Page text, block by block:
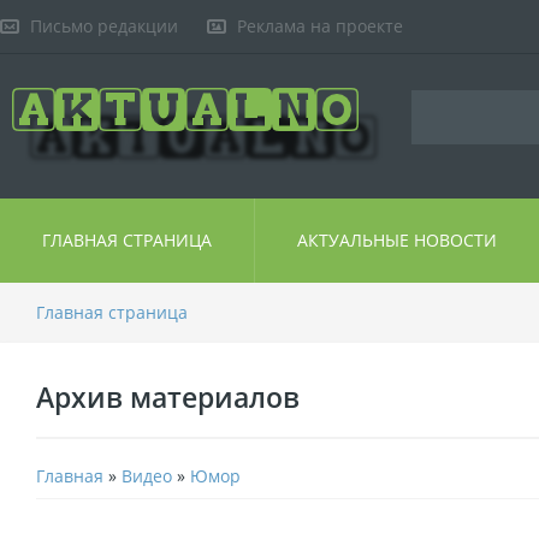
Письмо редакции Реклама на проекте
ГЛАВНАЯ СТРАНИЦА АКТУАЛЬНЫЕ НОВОСТИ
Главная страница
Архив материалов
Главная » Видео » Юмор